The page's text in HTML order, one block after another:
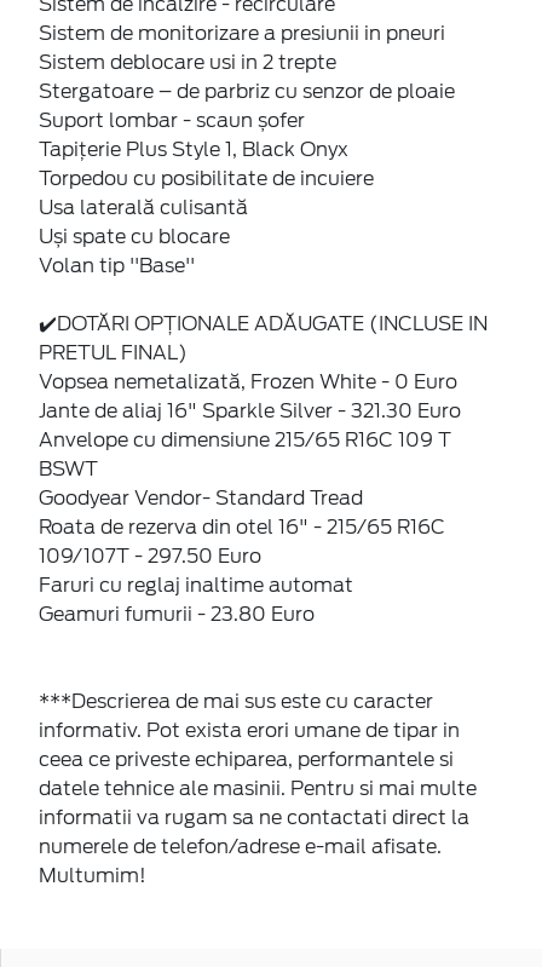
Sistem de monitorizare a presiunii in pneuri
Sistem deblocare usi in 2 trepte
Stergatoare – de parbriz cu senzor de ploaie
Suport lombar - scaun șofer
Tapițerie Plus Style 1, Black Onyx
Torpedou cu posibilitate de incuiere
Usa laterală culisantă
Uși spate cu blocare
Volan tip ''Base''
✔️DOTĂRI OPȚIONALE ADĂUGATE (INCLUSE IN
PRETUL FINAL)
Vopsea nemetalizată, Frozen White - 0 Euro
Jante de aliaj 16" Sparkle Silver - 321.30 Euro
Anvelope cu dimensiune 215/65 R16C 109 T
BSWT
Goodyear Vendor- Standard Tread
Roata de rezerva din otel 16" - 215/65 R16C
109/107T - 297.50 Euro
Faruri cu reglaj inaltime automat
Geamuri fumurii - 23.80 Euro
***Descrierea de mai sus este cu caracter
informativ. Pot exista erori umane de tipar in
ceea ce priveste echiparea, performantele si
datele tehnice ale masinii. Pentru si mai multe
informatii va rugam sa ne contactati direct la
numerele de telefon/adrese e-mail afisate.
Multumim!